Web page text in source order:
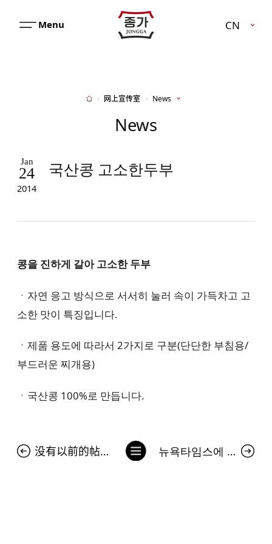
JJONGGA
메
CN
Home网上宣传室 News
News
Jan
24
2014
국산콩 고소한두부
콩을 진하게 갈아 고소한 두부
ㆍ자연 응고 방식으로 서서히 눌러 속이 가득차고 고
소한 맛이 특징입니다.
ㆍ제품 용도에 따라서 2가지로 구분(단단한 부침용/
부드러운 찌개용)
ㆍ국산콩 100%로 만듭니다.
没有以前的帖子。 뉴욕타임스에 등장한 김치 광고…서경덕 "中 김치 공정에 팩트로 대응"
列
表